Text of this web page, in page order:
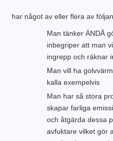
har något av eller flera av
Man tänker ÄNDÅ
inbegriper att man
ingrepp och räknar
Man vill ha
kalla exempelvis
Man har så stora
skapar farliga
och åtgärda dessa
avfuktare vilket gör